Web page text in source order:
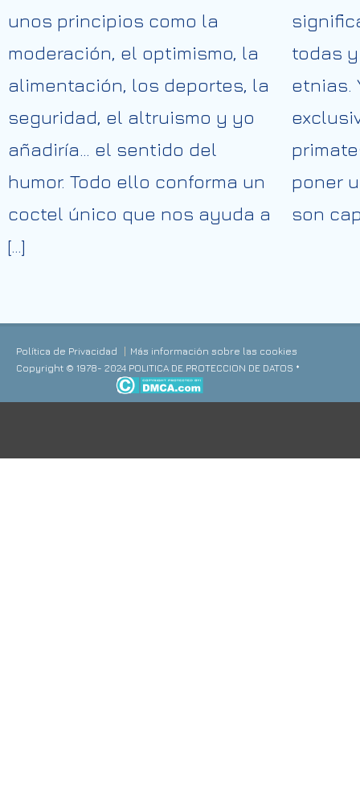
unos principios como la
moderación, el optimismo, la
alimentación, los deportes, la
seguridad, el altruismo y yo
añadiría… el sentido del
humor. Todo ello conforma un
coctel único que nos ayuda a
[…]
todas
etnias.
poner
son
Política de Privacidad
Más información sobre las cookies
Copyright © 1978- 2024 POLITICA DE PROTECCION DE DATOS *